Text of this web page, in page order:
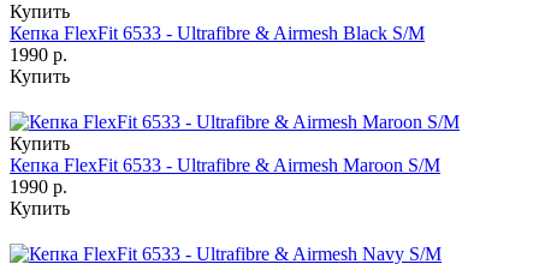
Купить
Кепка FlexFit 6533 - Ultrafibre & Airmesh Black S/M
1990 р.
Купить
Купить
Кепка FlexFit 6533 - Ultrafibre & Airmesh Maroon S/M
1990 р.
Купить